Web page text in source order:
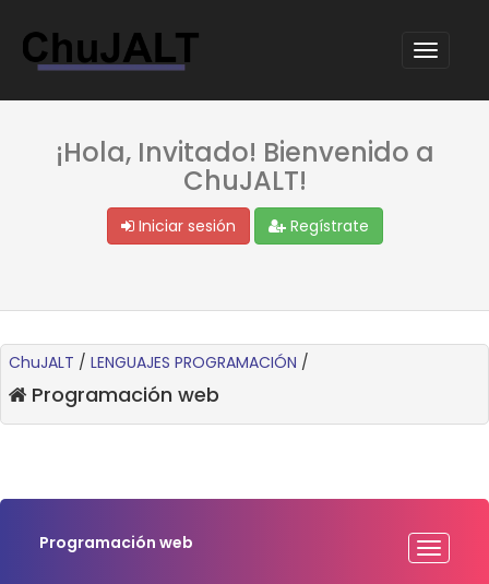
¡Hola, Invitado! Bienvenido a
ChuJALT!
Iniciar sesión Regístrate
ChuJALT / LENGUAJES PROGRAMACIÓN /
Programación web
Programación web